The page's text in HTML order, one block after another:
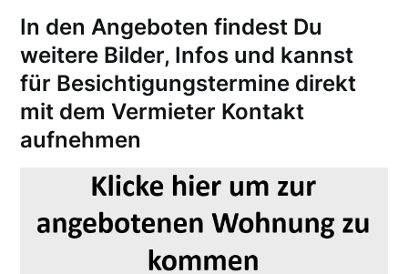
In den Angeboten findest Du
weitere Bilder, Infos und kannst
für Besichtigungstermine direkt
mit dem Vermieter Kontakt
aufnehmen